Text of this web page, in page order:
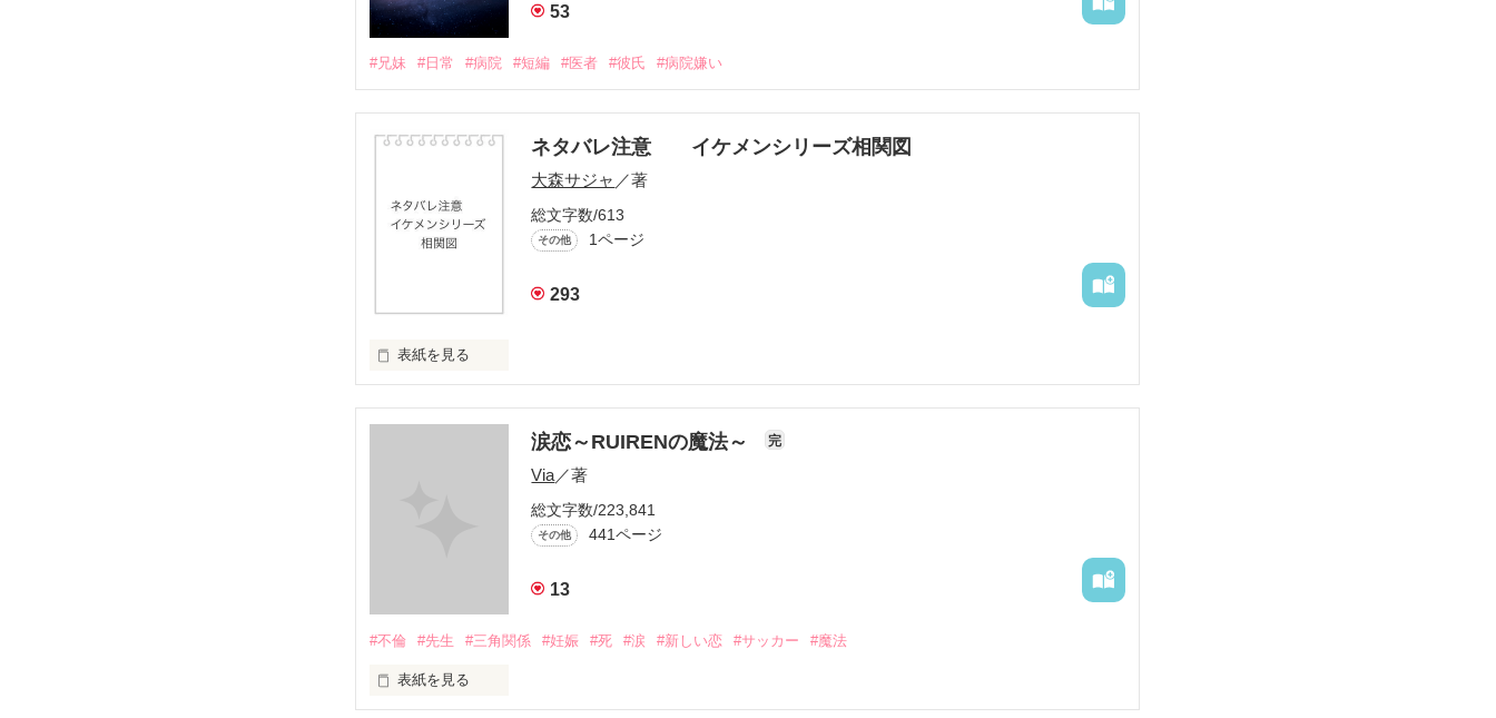
53
#兄妹 #日常 #病院 #短編 #医者 #彼氏 #病院嫌い
ネタバレ注意 イケメンシリーズ相関図
大森サジャ ／著
総文字数/613
その他 1ページ
293
表紙を見る
作品を読むのに役立てばと思います
涙恋～RUIRENの魔法～ 完
Via／著
総文字数/223,841
その他 441ページ
13
#不倫 #先生 #三角関係 #妊娠 #死 #涙 #新しい恋 #サッカー #魔法
表紙を見る